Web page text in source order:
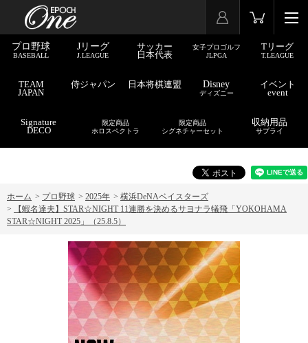
プロ野球
BASEBALL
Jリーグ
J.LEAGUE
サッカー
日本代表
女子プロゴルフ
JLPGA
Tリーグ
T.LEAGUE
TEAM
JAPAN
侍ジャパン 日本将棋連盟 Disney
ディズニー
イベント
event
Signature
DECO
限定商品
ホロスペクトラ
限定商品
シグネチャーセット
収納用品
サプライ
ホーム > プロ野球 > 2025年 > 横浜DeNAベイスターズ
>
【蝦名達夫】STAR☆NIGHT 11連勝を決めるサヨナラ犠飛「YOKOHAMA
STAR☆NIGHT 2025」（25.8.5）